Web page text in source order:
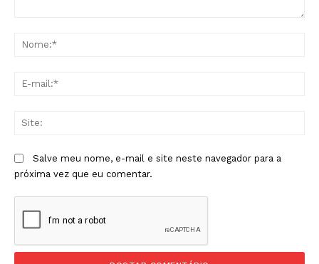
Salve meu nome, e-mail e site neste navegador para a
próxima vez que eu comentar.